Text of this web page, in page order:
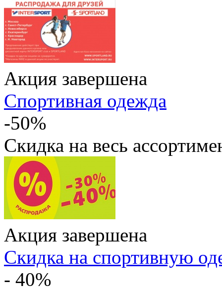
Акция завершена
Спортивная одежда
-50%
Скидка на весь
Акция завершена
Скидка на спортивную
- 40%